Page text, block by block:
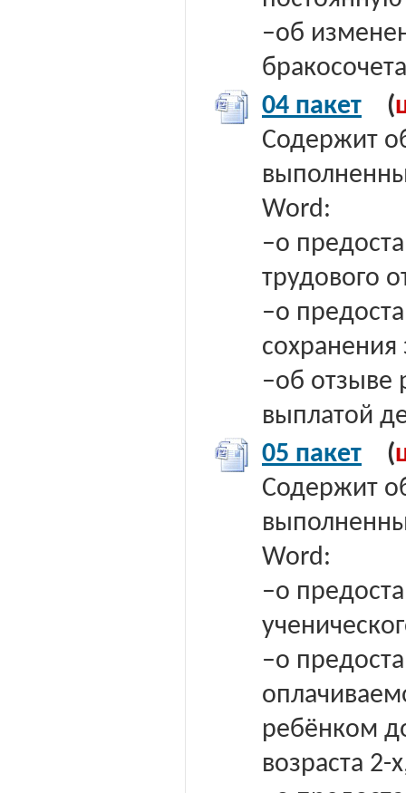
–об
04 пакет
(
Содержит
Word:
–о
трудового
–о
сохранения
–об отзыве
выплатой
05 пакет
(
Содержит
Word:
–о
–о
ребёнком
возраста 2-